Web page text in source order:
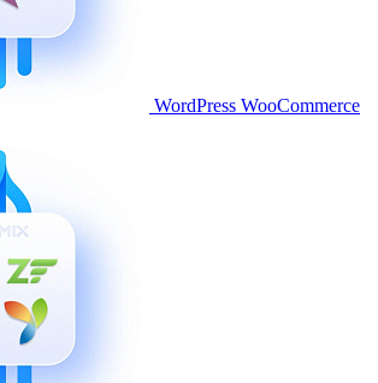
WordPress WooCommerce